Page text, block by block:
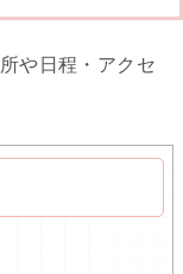
や日程・アクセ